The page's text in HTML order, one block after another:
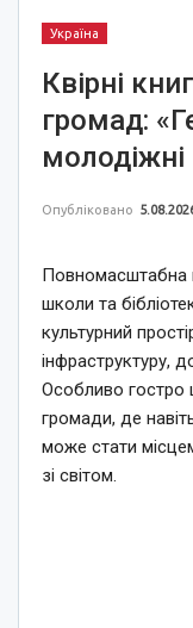
Україна
Квірні
громад:
Опубліковано
Повномасштабна
школи та
культурний
інфраструктуру,
Особливо гостро
громади, де
може стати
зі світом.